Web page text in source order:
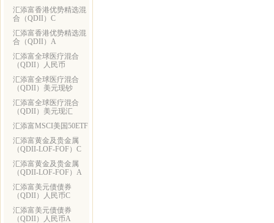
汇添富香港优势精选混
合（QDII）C
汇添富香港优势精选混
合（QDII）A
汇添富全球医疗混合
（QDII）人民币
汇添富全球医疗混合
（QDII）美元现钞
汇添富全球医疗混合
（QDII）美元现汇
汇添富MSCI美国50ETF
汇添富黄金及贵金属
（QDII-LOF-FOF）C
汇添富黄金及贵金属
（QDII-LOF-FOF）A
汇添富美元债债券
（QDII）人民币C
汇添富美元债债券
（QDII）人民币A